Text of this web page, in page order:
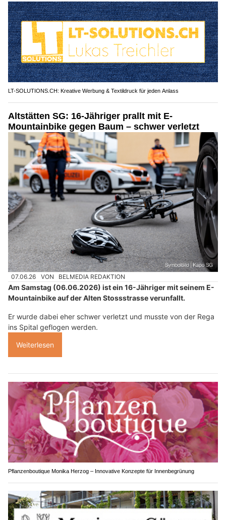
LT-SOLUTIONS.CH: Kreative Werbung & Textildruck für jeden Anlass
Altstätten SG: 16-Jähriger prallt mit E-
Mountainbike gegen Baum – schwer verletzt
07.06.26 VON BELMEDIA REDAKTION
Am Samstag (06.06.2026) ist ein 16-Jähriger mit seinem E-
Mountainbike auf der Alten Stossstrasse verunfallt.
Er wurde dabei eher schwer verletzt und musste von der Rega
ins Spital geflogen werden.
Weiterlesen
Pflanzenboutique Monika Herzog – Innovative Konzepte für Innenbegrünung